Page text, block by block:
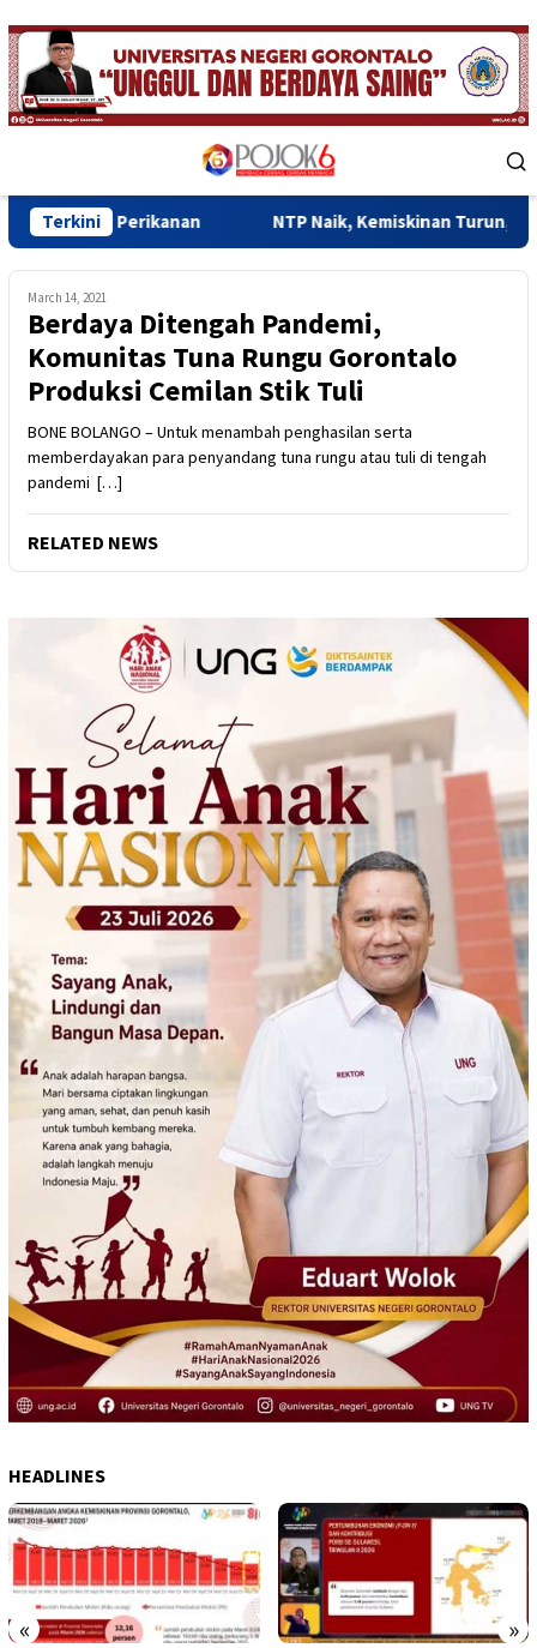
Skip
to
content
Menu
Terkini NTP Naik, Kemiskinan Turun, Ekonomi
March 14, 2021
Berdaya Ditengah Pandemi,
Komunitas Tuna Rungu Gorontalo
Produksi Cemilan Stik Tuli
BONE BOLANGO – Untuk menambah penghasilan serta
memberdayakan para penyandang tuna rungu atau tuli di tengah
pandemi […]
RELATED NEWS
HEADLINES
« »